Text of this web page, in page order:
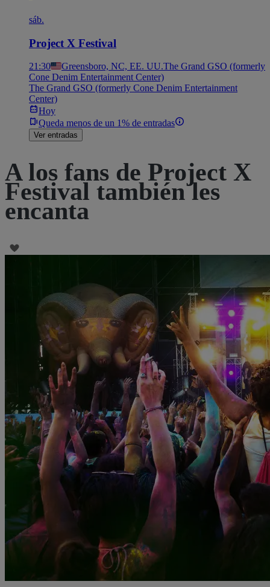
sáb.
Project X Festival
21:30 Greensboro, NC, EE. UU.The Grand GSO (formerly
Cone Denim Entertainment Center)
The Grand GSO (formerly Cone Denim Entertainment
Center)
Hoy
Queda menos de un 1% de entradas
Ver entradas
A los fans de Project X
Festival también les
encanta